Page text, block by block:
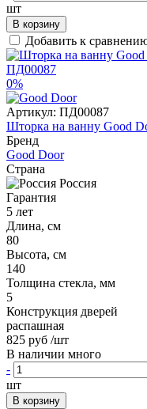
шт
В корзину
Добавить к
0%
Артикул: ПД00087
Шторка на ванну Good
Бренд
Good Door
Страна
Россия
Гарантия
5 лет
Длина, см
80
Высота, см
140
Толщина стекла, мм
5
Конструкция дверей
распашная
825 руб /шт
В наличии много
-
шт
В корзину